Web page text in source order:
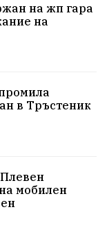
ПТП ГДБОП
на жп гара
на
в Тръстеник
мобилен